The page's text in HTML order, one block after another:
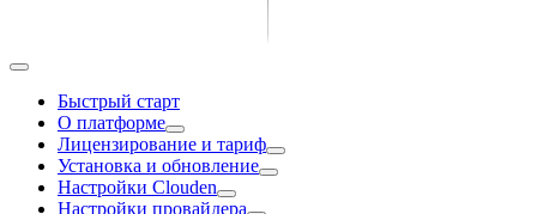
Быстрый старт
О платформе
Лицензирование и тариф
Установка и обновление
Настройки Clouden
Настройки провайдера